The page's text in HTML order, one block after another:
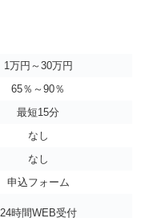
1万円～30万円
65％～90％
最短15分
なし
なし
申込フォーム
24時間WEB受付